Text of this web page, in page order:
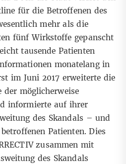
für die Betroffenen des
mehr als die
fünf Wirkstoffe gepanscht
tausende Patienten
monatelang in
im Juni 2017 erweiterte die
möglicherweise
informierte auf ihrer
des Skandals – und
Patienten. Dies
zusammen mit
des Skandals